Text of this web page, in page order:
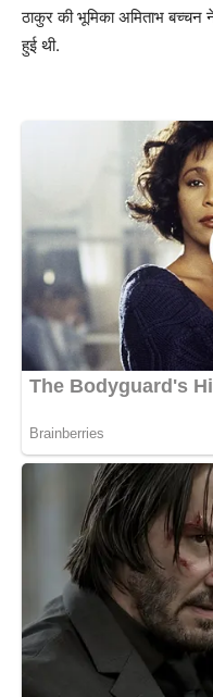
ठाकुर की भूमिका अमिताभ बच्चन
हुई थी.